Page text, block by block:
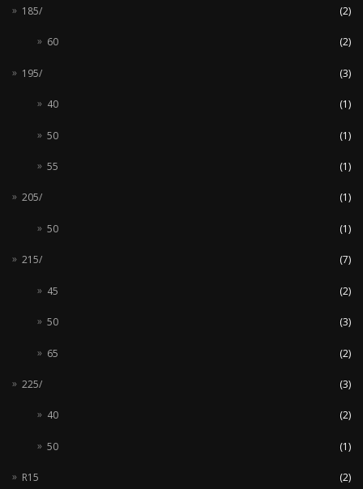
185/ (2)
60 (2)
195/ (3)
40 (1)
50 (1)
55 (1)
205/ (1)
50 (1)
215/ (7)
45 (2)
50 (3)
65 (2)
225/ (3)
40 (2)
50 (1)
R15 (2)